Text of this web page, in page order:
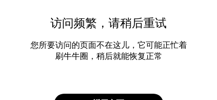
访问频繁，请稍后重试
您所要访问的页面不在这儿，它可能正忙着
刷牛牛圈，稍后就能恢复正常